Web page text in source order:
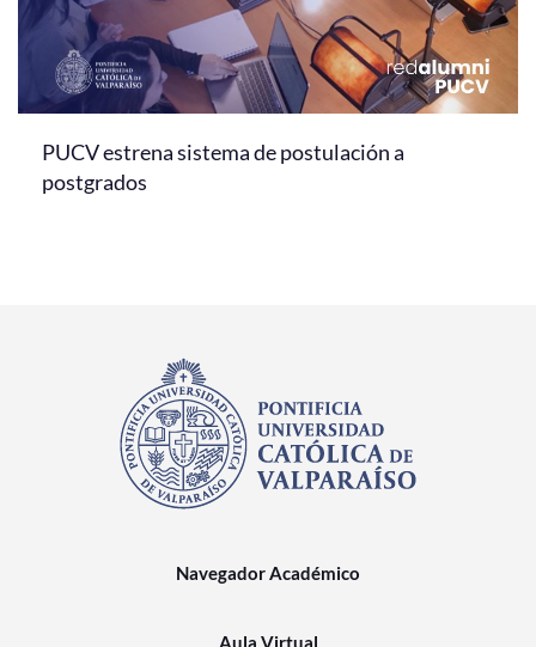
PUCV estrena sistema de postulación a
postgrados
Navegador Académico
Aula Virtual